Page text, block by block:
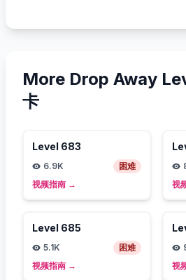
More Drop Away
卡
Level 683
6.9K
困难
视频指南 →
视
Level 685
5.1K
困难
视频指南 →
视